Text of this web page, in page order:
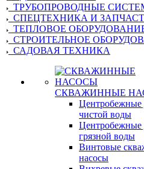
ТРУБОПРОВОДНЫЕ
СПЕЦТЕХНИКА И
ТЕПЛОВОЕ
СТРОИТЕЛЬНОЕ
САДОВАЯ ТЕХНИКА
СКВАЖИННЫЕ
Центробежные
чистой воды
Центробежные
грязной воды
Винтовые
насосы